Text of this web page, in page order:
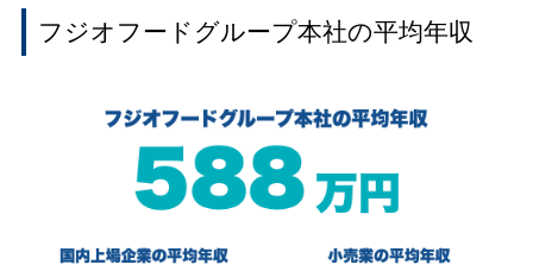
フジオフードグループ本社の平均年収